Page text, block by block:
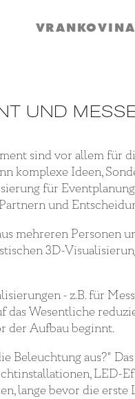
VRANKOVINA
UND
sind vor allem für
komplexe Ideen,
für
und
mehreren Personen
3D-
- z.B. für
Wesentliche
der Aufbau beginnt.
Beleuchtung aus?"
LED-
lange bevor die erste